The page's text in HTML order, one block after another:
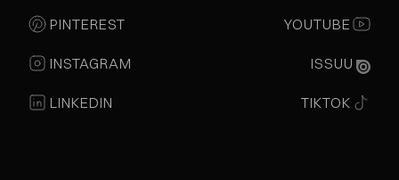
PINTEREST
INSTAGRAM
LINKEDIN
YOUTUBE
ISSUU
TIKTOK